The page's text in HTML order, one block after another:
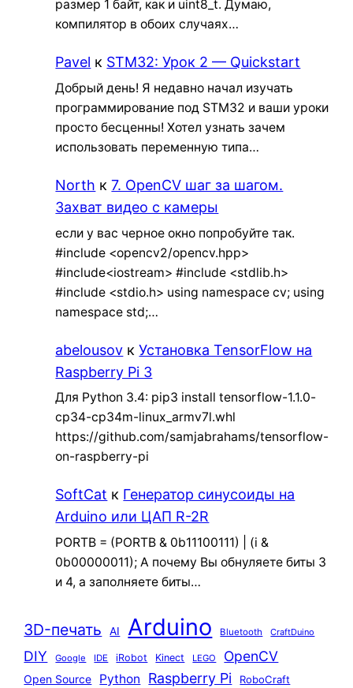
размер 1 байт, как и uint8_t. Думаю,
компилятор в обоих случаях…
Pavel к STM32: Урок 2 — Quickstart
Добрый день! Я недавно начал изучать
программирование под STM32 и ваши уроки
просто бесценны! Хотел узнать зачем
использовать переменную типа…
North к7. OpenCV шаг за шагом.
Захват видео с камеры
если у вас черное окно попробуйте так.
#include <opencv2/opencv.hpp>
#include<iostream> #include <stdlib.h>
#include <stdio.h> using namespace cv; using
namespace std;…
abelousov кУстановка TensorFlow на
Raspberry Pi 3
Для Python 3.4: pip3 install tensorflow-1.1.0-
cp34-cp34m-linux_armv7l.whl
https://github.com/samjabrahams/tensorflow-
on-raspberry-pi
SoftCat к Генератор синусоиды на
Arduino или ЦАП R-2R
PORTB = (PORTB & 0b11100111) | (i &
0b00000011); А почему Вы обнуляете биты 3
и 4, а заполняете биты…
3D-печать AI Arduino Bluetooth CraftDuino
DIY Google IDE iRobot Kinect LEGO OpenCV
Open Source Python Raspberry Pi RoboCraft